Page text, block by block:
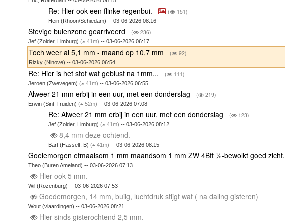
Re: Hier ook een flinke regenbui. ( 151)
Hein (Rhoon/Schiedam) -- 03-06-2026 08:16
Stevige buienzone gearriveerd ( 236)
Jef (Zolder, Limburg)( 41m) -- 03-06-2026 06:17
Toch weer al 5,1 mm - maand op 10,7 mm ( 92)
Rizky (Ninove) -- 03-06-2026 06:54
Re: Hier is het stof wat geblust na 1mm... ( 111)
Jeroen (Zwevegem)( 41m) -- 03-06-2026 06:55
Alweer 21 mm erbij in een uur, met een donderslag ( 219)
Erwin (Sint-Truiden)( 52m) -- 03-06-2026 07:08
Re: Alweer 21 mm erbij in een uur, met een donderslag ( 123)
Jef (Zolder, Limburg) ( 41m) -- 03-06-2026 08:12
8,4 mm deze ochtend.
Bart (Hasselt, B) ( 41m) -- 03-06-2026 08:15
Goeiemorgen etmaalsom 1 mm maandsom 1 mm ZW 4Bft ½-bewolkt goed zicht.
Theo (Buren Ameland) -- 03-06-2026 07:13
Hier ook 5 mm.
Wil (Rozenburg) -- 03-06-2026 07:53
Goedemorgen, 14 mm, buiig, luchtdruk stijgt wat ( na daling gisteren)
Wout (vlaardingen) -- 03-06-2026 08:21
Hier sinds gisterochtend 2,5 mm.